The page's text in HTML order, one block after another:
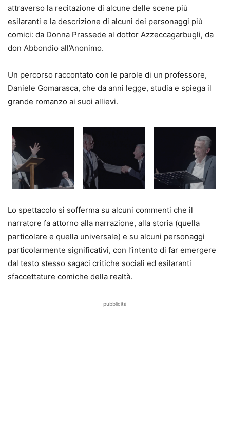
attraverso la recitazione di alcune delle scene più
esilaranti e la descrizione di alcuni dei personaggi più
comici: da Donna Prassede al dottor Azzeccagarbugli, da
don Abbondio all’Anonimo.
Un percorso raccontato con le parole di un professore,
Daniele Gomarasca, che da anni legge, studia e spiega il
grande romanzo ai suoi allievi.
Lo spettacolo si sofferma su alcuni commenti che il
narratore fa attorno alla narrazione, alla storia (quella
particolare e quella universale) e su alcuni personaggi
particolarmente significativi, con l’intento di far emergere
dal testo stesso sagaci critiche sociali ed esilaranti
sfaccettature comiche della realtà.
pubblicità